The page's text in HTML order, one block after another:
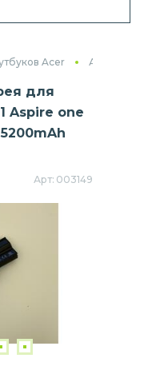
Acer
для
Aspire one
Арт: 003149